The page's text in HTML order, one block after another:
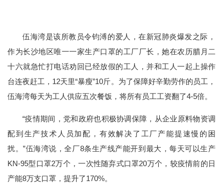
伍海湾是该所教员令钧溥的爱人，在新冠肺炎爆发之际，
作为长沙地区唯一一家生产口罩的工厂厂长，她在农历腊月二
十六就急忙打电话劝回已经放假的工人，并和工人一起上操作
台连夜赶工，12天里“暴瘦”10斤。为了保障好辛勤劳作的员工，
伍海湾每天为工人供应五次餐饭，将所有员工工资翻了4-5倍。
“疫情期间，党和政府也积极协调保障，从企业原料物资调
配到生产技术人员加配，有效解决了工厂产能提速慢的困
扰。”伍海湾说，全厂8条生产线产能开到最大，每天可以生产
KN-95型口罩2万个，一次性随弃式口罩20万个，较疫情前的日
产能8万支口罩，提升了170%。